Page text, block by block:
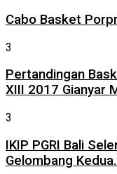
Cabo Basket
3
Pertandingan
XIII 2017 Gianyar
3
IKIP PGRI Bali
Gelombang Kedua.